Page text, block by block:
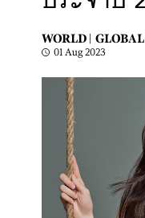
WORLD | GLOBAL
01 Aug 2023